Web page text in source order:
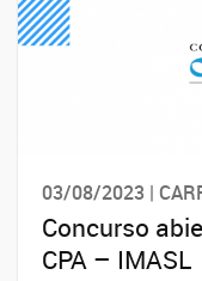
03/08/2023 |
Concurso
CPA – IMASL